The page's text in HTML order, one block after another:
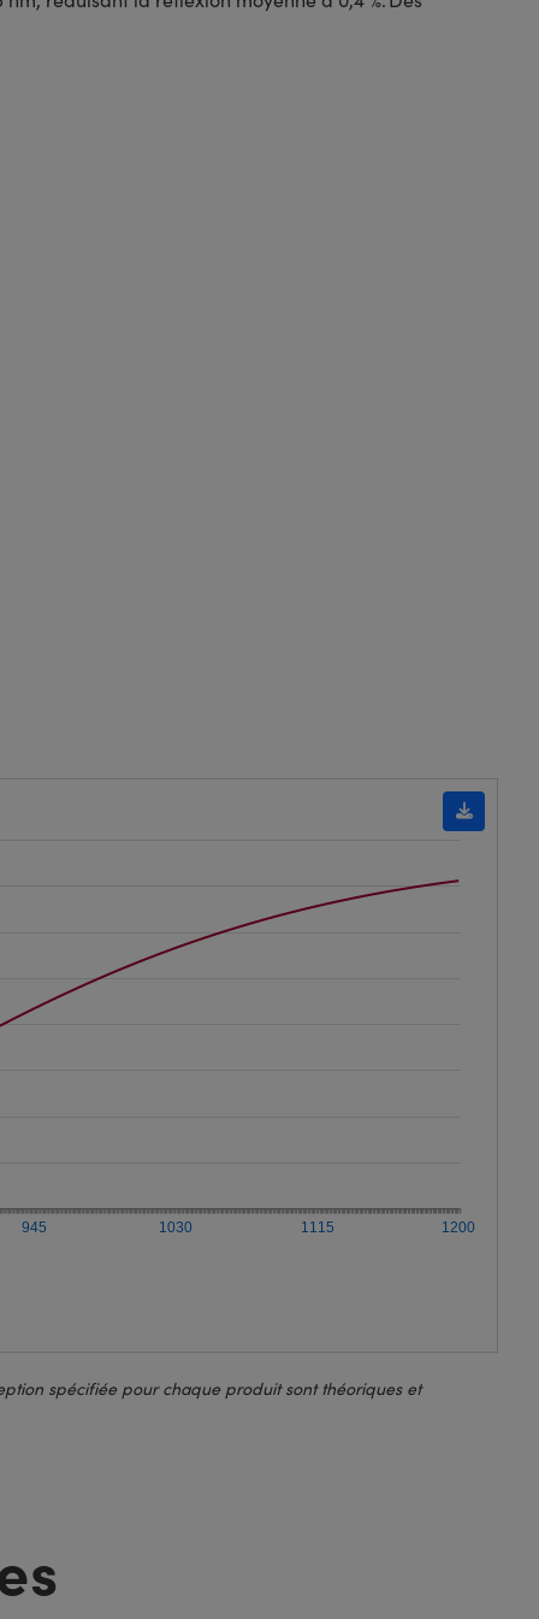
945 1030 1115 1200
spécifiée pour chaque produit sont théoriques et